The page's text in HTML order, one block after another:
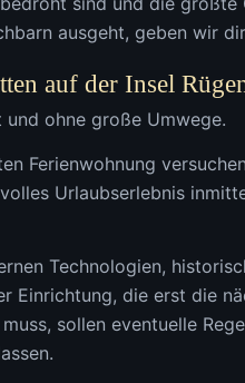
ausgeht, geben wir
auf der Insel
und ohne große Umwege.
Ferienwohnung
Urlaubserlebnis
Technologien,
Einrichtung, die erst die
sollen eventuelle